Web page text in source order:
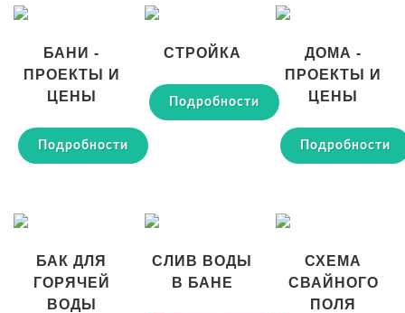
БАНИ -
ПРОЕКТЫ И
ЦЕНЫ
Подробности
СТРОЙКА
Подробности
ДОМА -
ПРОЕКТЫ И
ЦЕНЫ
Подробности
БАК ДЛЯ
ГОРЯЧЕЙ
ВОДЫ
СЛИВ ВОДЫ
В БАНЕ
СХЕМА
СВАЙНОГО
ПОЛЯ